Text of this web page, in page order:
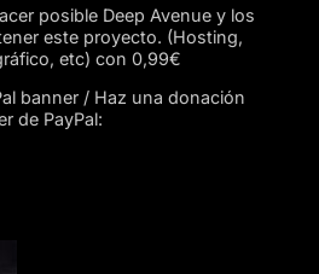
posible Deep Avenue y los
este proyecto. (Hosting,
etc) con 0,99€
banner / Haz una donación
de PayPal: